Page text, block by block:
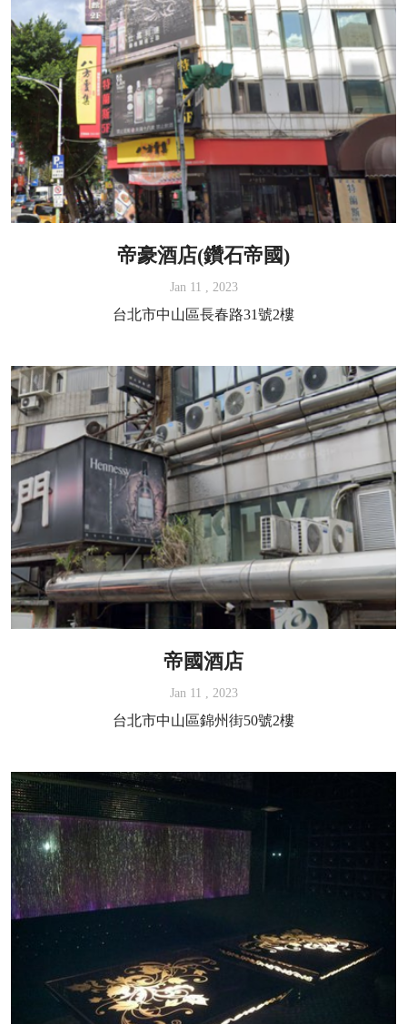
帝豪酒店(鑽石帝國)
Jan 11 , 2023
台北市中山區長春路31號2樓
帝國酒店
Jan 11 , 2023
台北市中山區錦州街50號2樓